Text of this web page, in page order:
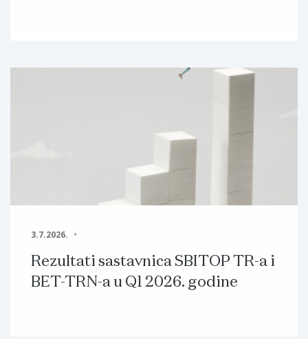
3.7.2026.
Rezultati sastavnica SBITOP TR-a i
BET-TRN-a u Q1 2026. godine